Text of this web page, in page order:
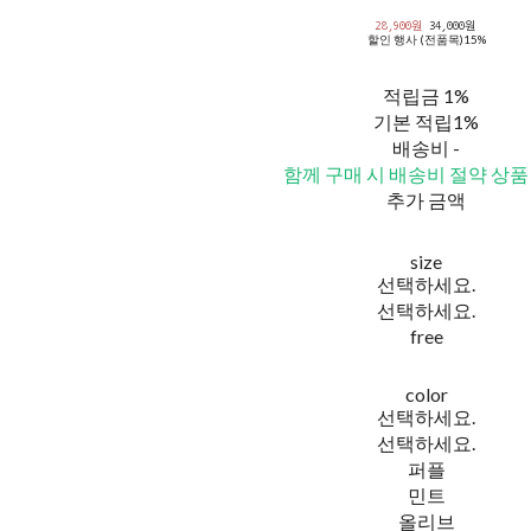
28,900원 34,000원
할인 행사 (전품목)15%
적립금 1%
기본 적립1%
배송비 -
함께 구매 시 배송비 절약 상
추가 금액
size
선택하세요.
선택하세요.
free
color
선택하세요.
선택하세요.
퍼플
민트
올리브